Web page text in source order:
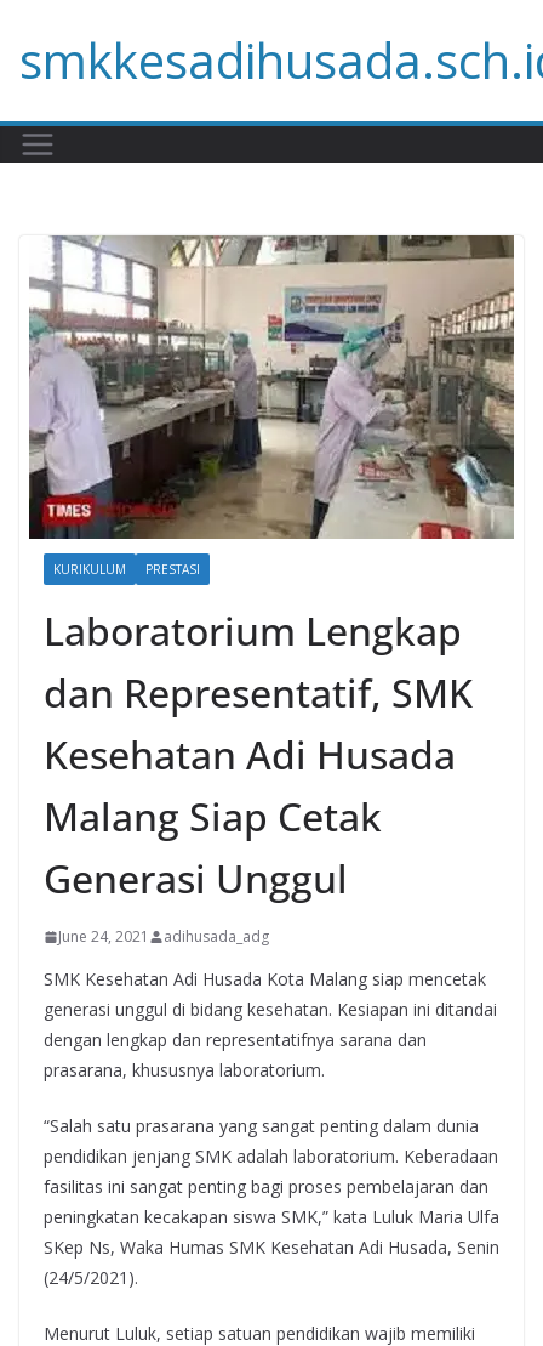
content
KURIKULUM PRESTASI
Laboratorium Lengkap
dan Representatif, SMK
Kesehatan Adi Husada
Malang Siap Cetak
Generasi Unggul
June 24, 2021 adihusada_adg
SMK Kesehatan Adi Husada Kota Malang siap mencetak
generasi unggul di bidang kesehatan. Kesiapan ini ditandai
dengan lengkap dan representatifnya sarana dan
prasarana, khususnya laboratorium.
“Salah satu prasarana yang sangat penting dalam dunia
pendidikan jenjang SMK adalah laboratorium. Keberadaan
fasilitas ini sangat penting bagi proses pembelajaran dan
peningkatan kecakapan siswa SMK,” kata Luluk Maria Ulfa
SKep Ns, Waka Humas SMK Kesehatan Adi Husada, Senin
(24/5/2021).
Menurut Luluk, setiap satuan pendidikan wajib memiliki